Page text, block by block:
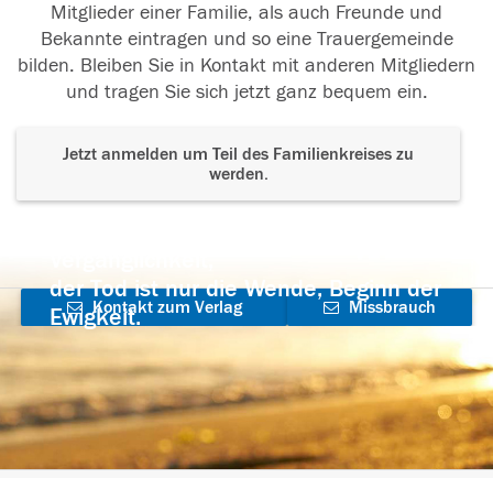
Mitglieder einer Familie, als auch Freunde und
Bekannte eintragen und so eine Trauergemeinde
bilden. Bleiben Sie in Kontakt mit anderen Mitgliedern
und tragen Sie sich jetzt ganz bequem ein.
Jetzt anmelden um Teil des Familienkreises zu
werden.
der Tod ist nur die Wende, Beginn der
Ewigkeit.
Kontakt zum Verlag
aufnehmen
Missbrauch